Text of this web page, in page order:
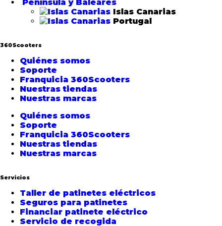
Península y Baleares
Islas Canarias
Portugal
360Scooters
Quiénes somos
Soporte
Franquicia 360Scooters
Nuestras tiendas
Nuestras marcas
Quiénes somos
Soporte
Franquicia 360Scooters
Nuestras tiendas
Nuestras marcas
Servicios
Taller de patinetes eléctricos
Seguros para patinetes
Financiar patinete eléctrico
Servicio de recogida